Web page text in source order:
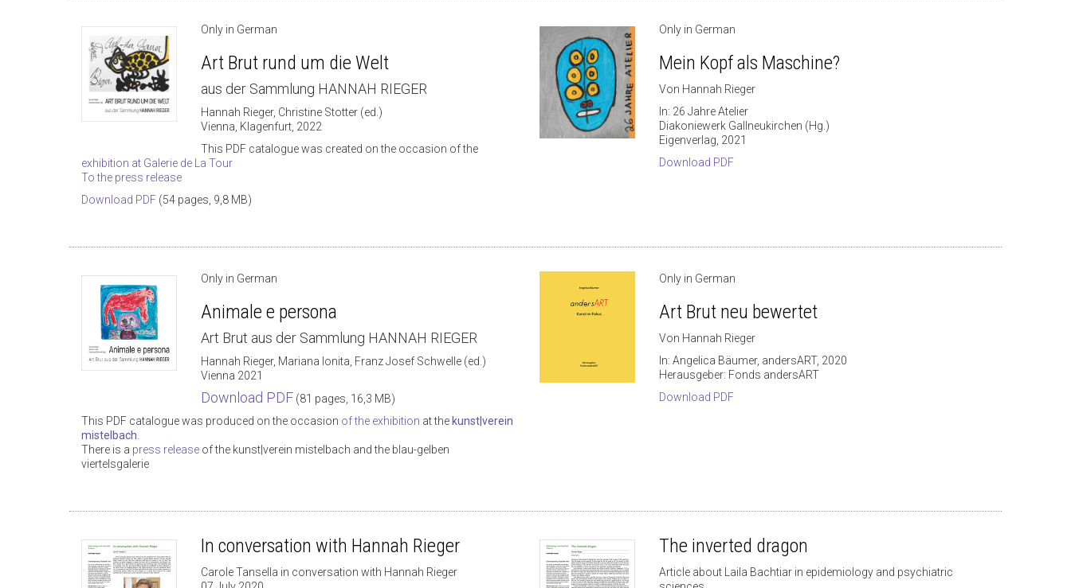
Only in German
Art Brut rund um die Welt
aus der Sammlung HANNAH RIEGER
Hannah Rieger, Christine Stotter (ed.)
Vienna, Klagenfurt, 2022
This PDF catalogue was created on the occasion of the
exhibition at Galerie de La Tour
To the press release
Download PDF (54 pages, 9,8 MB)
Only in German
Mein Kopf als Maschine?
Von Hannah Rieger
In: 26 Jahre Atelier
Diakoniewerk Gallneukirchen (Hg.)
Eigenverlag, 2021
Download PDF
Only in German
Animale e persona
Art Brut aus der Sammlung HANNAH RIEGER
Hannah Rieger, Mariana Ionita, Franz Josef Schwelle (ed.)
Vienna 2021
Download PDF (81 pages, 16,3 MB)
This PDF catalogue was produced on the occasion of the exhibition at the kunst|verein
mistelbach
There is a press release of the kunst|verein mistelbach and the blau-gelben
viertelsgalerie
Only in German
Art Brut neu bewertet
Von Hannah Rieger
In: Angelica Bäumer, andersART, 2020
Herausgeber: Fonds andersART
Download PDF
In conversation with Hannah Rieger
Carole Tansella in conversation with Hannah Rieger
The inverted dragon
Article about Laila Bachtiar in epidemiology and psychiatric